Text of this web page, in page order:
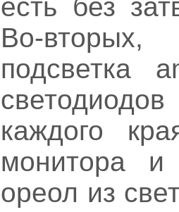
есть без
Во-вторых,
подсветка
каждого
монитора
ореол из